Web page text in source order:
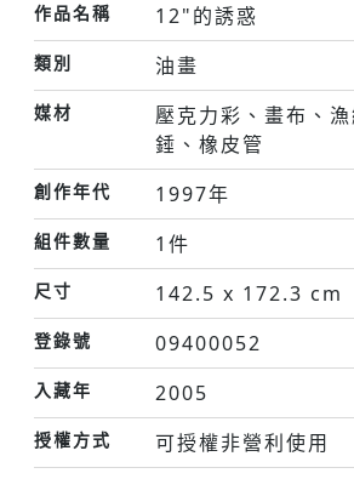
作品名稱 12"的誘惑
類別 油畫
媒材
壓克力彩、畫布、
錘、橡皮管
創作年代 1997年
組件數量 1件
尺寸 142.5 x 172.3 cm
登錄號 09400052
入藏年 2005
授權方式 可授權非營利使用